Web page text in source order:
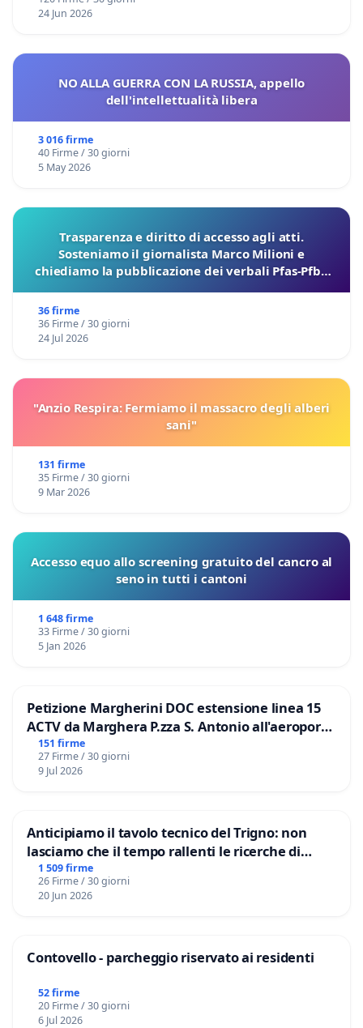
24 Jun 2026
NO ALLA GUERRA CON LA RUSSIA, appello
dell'intellettualità libera
3 016 firme
40 Firme / 30 giorni
5 May 2026
Trasparenza e diritto di accesso agli atti.
Sosteniamo il giornalista Marco Milioni e
chiediamo la pubblicazione dei verbali Pfas-Pfba
36 firme
36 Firme / 30 giorni
24 Jul 2026
"Anzio Respira: Fermiamo il massacro degli alberi
sani"
131 firme
35 Firme / 30 giorni
9 Mar 2026
Accesso equo allo screening gratuito del cancro al
seno in tutti i cantoni
1 648 firme
33 Firme / 30 giorni
5 Jan 2026
Petizione Margherini DOC estensione linea 15
ACTV da Marghera P.zza S. Antonio all'aeroporto
Marco Polo tariffa a € 1,50
151 firme
27 Firme / 30 giorni
9 Jul 2026
Anticipiamo il tavolo tecnico del Trigno: non
lasciamo che il tempo rallenti le ricerche di
Domenico Racanati
1 509 firme
26 Firme / 30 giorni
20 Jun 2026
Contovello - parcheggio riservato ai residenti
52 firme
20 Firme / 30 giorni
6 Jul 2026